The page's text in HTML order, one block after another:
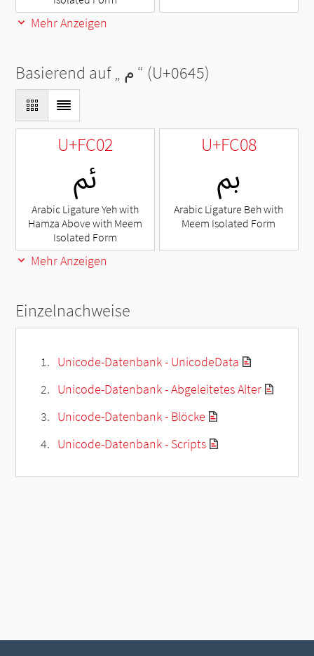
Mehr Anzeigen
Basierend auf „ م “ (U+0645)
U+FC02
ﰂ
Arabic Ligature Yeh with
Hamza Above with Meem
Isolated Form
U+FC08
ﰈ
Arabic Ligature Beh with
Meem Isolated Form
Mehr Anzeigen
Einzelnachweise
Unicode-Datenbank - UnicodeData
Unicode-Datenbank - Abgeleitetes Alter
Unicode-Datenbank - Blöcke
Unicode-Datenbank - Scripts